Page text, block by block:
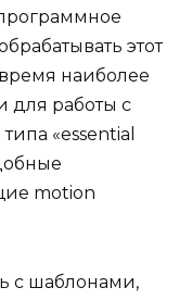
этот
наиболее
для работы с
«essential
motion
с шаблонами,